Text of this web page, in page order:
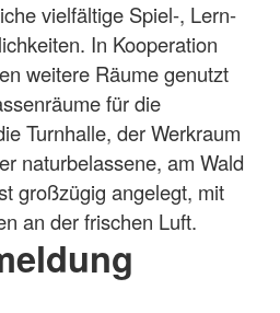
vielfältige Spiel-, Lern-
In Kooperation
weitere Räume genutzt
für die
Turnhalle, der Werkraum
naturbelassene, am Wald
großzügig angelegt, mit
an der frischen Luft.